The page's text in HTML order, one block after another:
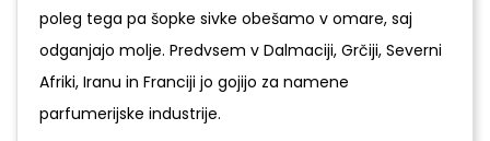
poleg tega pa šopke sivke obešamo v omare, saj
odganjajo molje. Predvsem v Dalmaciji, Grčiji, Severni
Afriki, Iranu in Franciji jo gojijo za namene
parfumerijske industrije.